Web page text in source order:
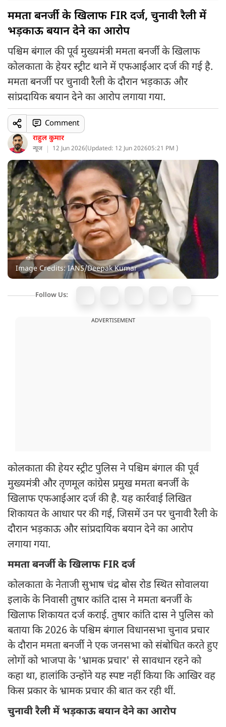
ममता बनर्जी के खिलाफ FIR दर्ज, चुनावी रैली में
भड़काऊ बयान देने का आरोप
पश्चिम बंगाल की पूर्व मुख्यमंत्री ममता बनर्जी के खिलाफ
कोलकाता के हेयर स्ट्रीट थाने में एफआईआर दर्ज की गई है.
ममता बनर्जी पर चुनावी रैली के दौरान भड़काऊ और
सांप्रदायिक बयान देने का आरोप लगाया गया.
राहुल कुमार
न्यूज 12 Jun 2026(Updated: 12 Jun 202605:21 PM )
Comment
Image Credits: IANS/Deepak Kumar
Follow Us:
ADVERTISEMENT
कोलकाता की हेयर स्ट्रीट पुलिस ने पश्चिम बंगाल की पूर्व
मुख्यमंत्री और तृणमूल कांग्रेस प्रमुख ममता बनर्जी के
खिलाफ एफआईआर दर्ज की है. यह कार्रवाई लिखित
शिकायत के आधार पर की गई, जिसमें उन पर चुनावी रैली के
दौरान भड़काऊ और सांप्रदायिक बयान देने का आरोप
लगाया गया.
ममता बनर्जी के खिलाफ FIR दर्ज
कोलकाता के नेताजी सुभाष चंद्र बोस रोड स्थित सोवालया
इलाके के निवासी तुषार कांति दास ने ममता बनर्जी के
खिलाफ शिकायत दर्ज कराई. तुषार कांति दास ने पुलिस को
बताया कि 2026 के पश्चिम बंगाल विधानसभा चुनाव प्रचार
के दौरान ममता बनर्जी ने एक जनसभा को संबोधित करते हुए
लोगों को भाजपा के 'भ्रामक प्रचार' से सावधान रहने को
कहा था, हालांकि उन्होंने यह स्पष्ट नहीं किया कि आखिर वह
किस प्रकार के भ्रामक प्रचार की बात कर रही थीं.
चुनावी रैली में भड़काऊ बयान देने का आरोप